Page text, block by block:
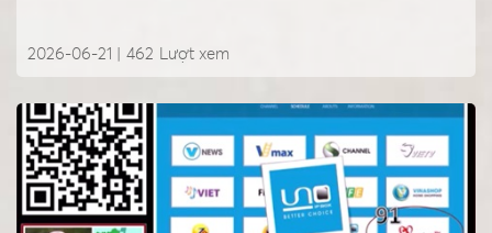
2026-06-21 | Lượt xem
462